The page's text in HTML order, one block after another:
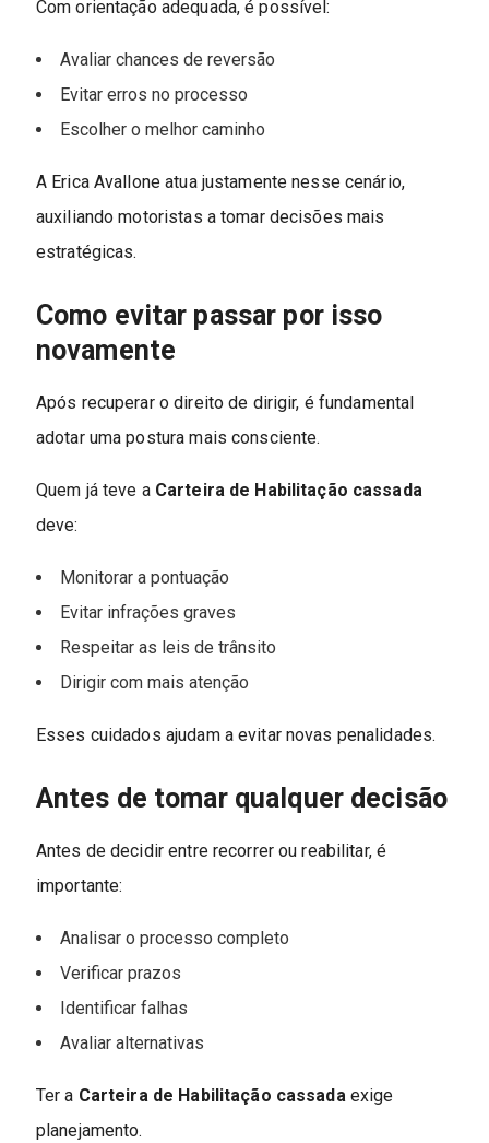
Com orientação adequada, é possível:
Avaliar chances de reversão
Evitar erros no processo
Escolher o melhor caminho
A Erica Avallone atua justamente nesse cenário,
auxiliando motoristas a tomar decisões mais
estratégicas.
Como evitar passar por isso
novamente
Após recuperar o direito de dirigir, é fundamental
adotar uma postura mais consciente.
Quem já teve a Carteira de Habilitação cassada
deve:
Monitorar a pontuação
Evitar infrações graves
Respeitar as leis de trânsito
Dirigir com mais atenção
Esses cuidados ajudam a evitar novas penalidades.
Antes de tomar qualquer decisão
Antes de decidir entre recorrer ou reabilitar, é
importante:
Analisar o processo completo
Verificar prazos
Identificar falhas
Avaliar alternativas
Ter a Carteira de Habilitação cassadaexige
planejamento.